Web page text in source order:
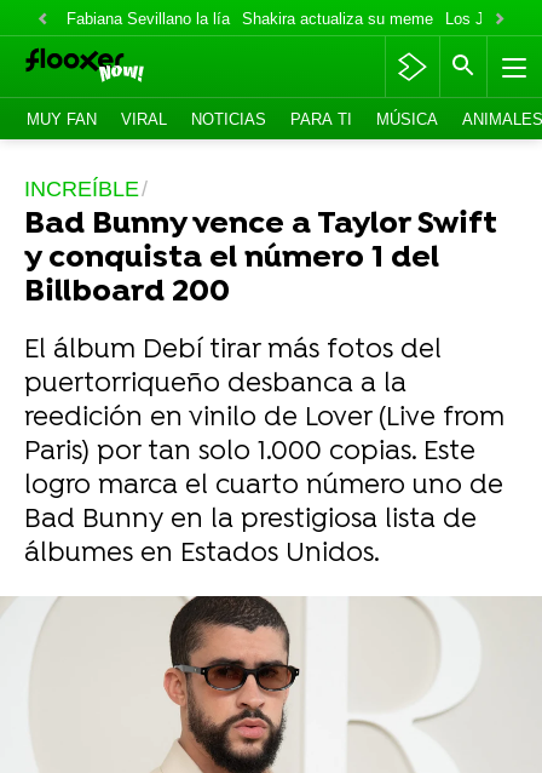
Fabiana Sevillano la lía Shakira actualiza su meme Los Jonas
MUY FAN VIRAL NOTICIAS PARA TI MÚSICA ANIMALES
INCREÍBLE
Bad Bunny vence a Taylor Swift
y conquista el número 1 del
Billboard 200
El álbum Debí tirar más fotos del
puertorriqueño desbanca a la
reedición en vinilo de Lover (Live from
Paris) por tan solo 1.000 copias. Este
logro marca el cuarto número uno de
Bad Bunny en la prestigiosa lista de
álbumes en Estados Unidos.
Una foto de Justin Bieber en calzoncillos hace
ardes las redes: "Deja mucho que desear"